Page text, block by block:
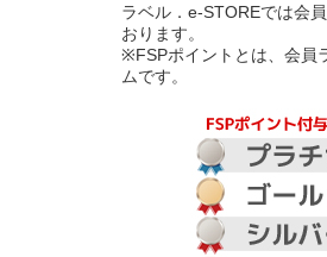
ラベル．e-STOREでは会
おります。
※FSPポイントとは、会員
ムです。